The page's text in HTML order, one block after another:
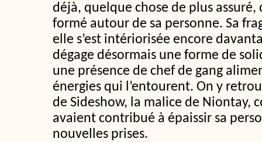
déjà, quelque chose de plus assuré,
formé autour de sa personne. Sa
elle s’est intériorisée encore
dégage désormais une forme de
une présence de chef de gang
énergies qui l’entourent. On y
de Sideshow, la malice de Niontay,
avaient contribué à épaissir sa
nouvelles prises.